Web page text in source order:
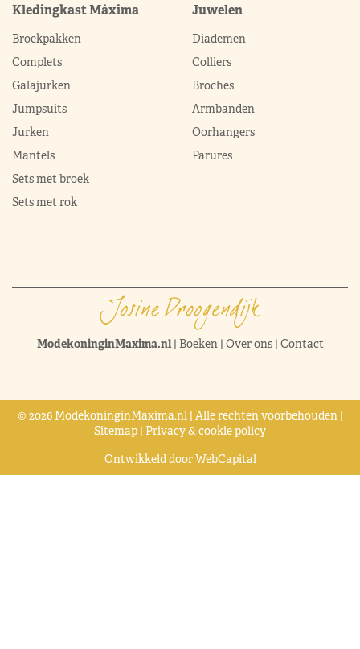
Kledingkast Máxima
Broekpakken
Complets
Galajurken
Jumpsuits
Jurken
Mantels
Sets met broek
Sets met rok
Juwelen
Diademen
Colliers
Broches
Armbanden
Oorhangers
Parures
ModekoninginMaxima.nl| Boeken| Over ons| Contact
© 2026 ModekoninginMaxima.nl | Alle rechten voorbehouden |
Sitemap | Privacy & cookie policy
Ontwikkeld doorWebCapital